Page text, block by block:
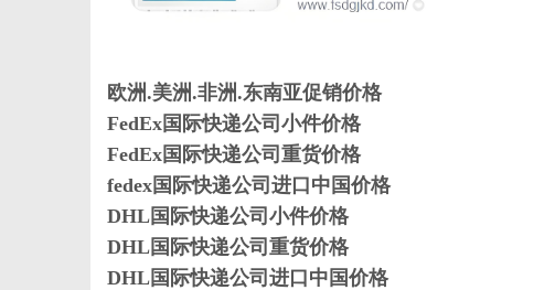
欧洲.美洲.非洲.东南亚促销价格
FedEx国际快递公司小件价格
FedEx国际快递公司重货价格
fedex国际快递公司进口中国价格
DHL国际快递公司小件价格
DHL国际快递公司重货价格
DHL国际快递公司进口中国价格